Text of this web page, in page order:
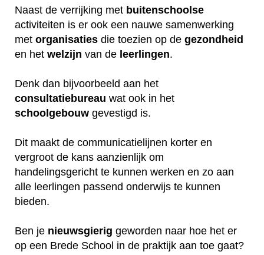
Naast de verrijking met buitenschoolse
activiteiten is er ook een nauwe samenwerking
met organisaties die toezien op de gezondheid
en het welzijn van de leerlingen.
Denk dan bijvoorbeeld aan het
consultatiebureau wat ook in het
schoolgebouw gevestigd is.
Dit maakt de communicatielijnen korter en
vergroot de kans aanzienlijk om
handelingsgericht te kunnen werken en zo aan
alle leerlingen passend onderwijs te kunnen
bieden.
Ben je nieuwsgierig geworden naar hoe het er
op een Brede School in de praktijk aan toe gaat?